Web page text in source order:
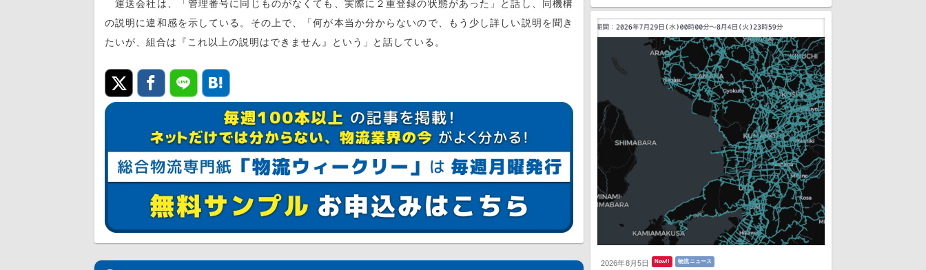
運送会社は、「管理番号に同じものがなくても、実際に２重登録の状態があった」と話し、同機構
の説明に違和感を示している。その上で、「何が本当か分からないので、もう少し詳しい説明を聞き
たいが、組合は『これ以上の説明はできません』という」と話している。
2026年8月5日 New!! 物流ニュース